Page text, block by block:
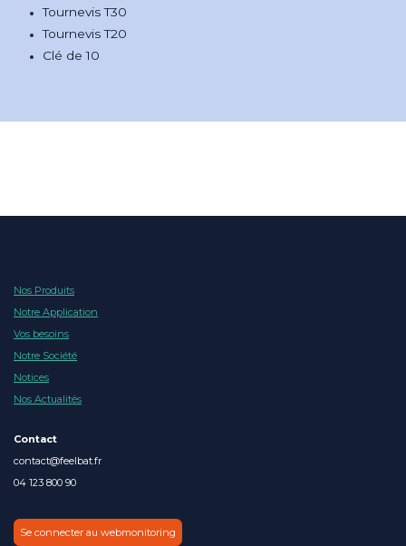
Tournevis T30
Tournevis T20
Clé de 10
Nos Produits
Notre Application
Vos besoins
Notre Société
Notices
Nos Actualités
Contact
contact@feelbat.fr
04 123 800 90
Se connecter au webmonitoring